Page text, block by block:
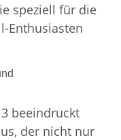
speziell für die
Enthusiasten
3 beeindruckt
der nicht nur